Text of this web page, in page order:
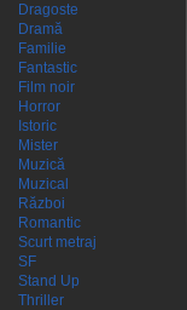
Dragoste
Dramă
Familie
Fantastic
Film noir
Horror
Istoric
Mister
Muzică
Muzical
Război
Romantic
Scurt metraj
SF
Stand Up
Thriller